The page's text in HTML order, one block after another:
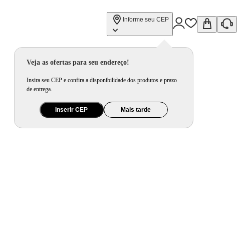
Informe seu CEP
Veja as ofertas para seu endereço!
Insira seu CEP e confira a disponibilidade dos produtos e prazo
de entrega.
Inserir CEP Mais tarde